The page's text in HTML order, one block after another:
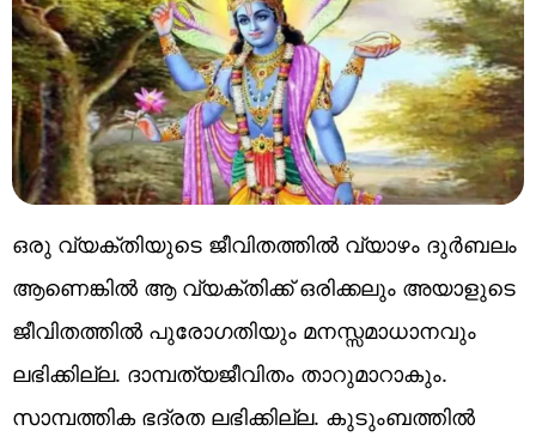
ഒരു വ്യക്തിയുടെ ജീവിതത്തിൽ വ്യാഴം ദുർബലം
ആണെങ്കിൽ ആ വ്യക്തിക്ക് ഒരിക്കലും അയാളുടെ
ജീവിതത്തിൽ പുരോഗതിയും മനസ്സമാധാനവും
ലഭിക്കില്ല. ദാമ്പത്യജീവിതം താറുമാറാകും.
സാമ്പത്തിക ഭദ്രത ലഭിക്കില്ല. കുടുംബത്തിൽ